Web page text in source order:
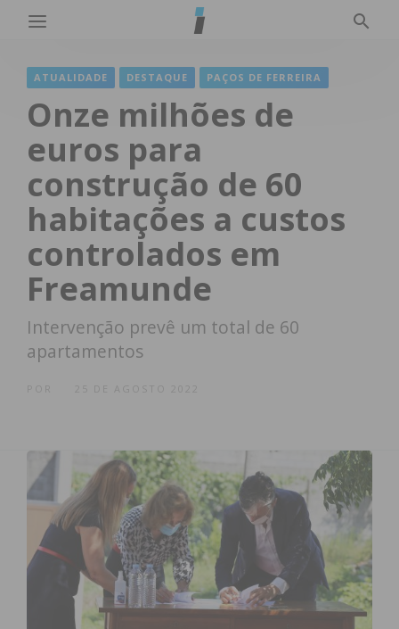
ATUALIDADE DESTAQUE PAÇOS DE FERREIRA
Onze milhões de
euros para
construção de 60
habitações a custos
controlados em
Freamunde
Intervenção prevê um total de 60
apartamentos
25 DE AGOSTO 2022